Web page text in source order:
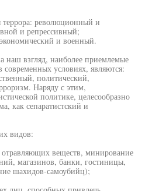
революционный и
и репрессивный;
и военный.
наш взгляд, наиболее приемлемые
условиях, являются:
политический,
Наряду с этим,
политике, целесообразно
как сепаратистский и
видов:
веществ, минирование
магазинов, банки, гостиницы,
шахидов-самоубийц);